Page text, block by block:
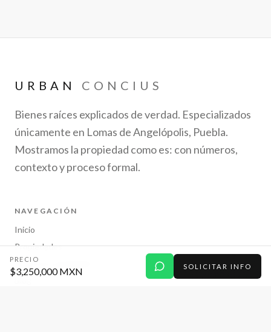
PRECIO
$3,250,000 MXN SOLICITAR INFO
URBAN CONCIUS
Bienes raíces explicados de verdad. Especializados
únicamente en Lomas de Angelópolis, Puebla.
Mostramos la propiedad como es: con números,
contexto y proceso formal.
NAVEGACIÓN
Inicio
Propiedades
Mapa de propiedades